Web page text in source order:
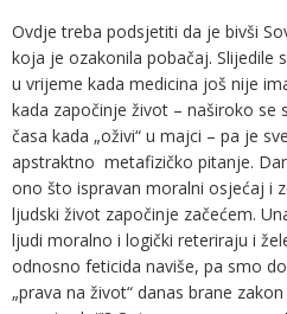
Ovdje treba podsjetiti da je bivši
koja je ozakonila pobačaj. Slijedile
u vrijeme kada medicina još nije
kada započinje život – naširoko se
časa kada „oživi“ u majci – pa je
apstraktno metafizičko pitanje.
ono što ispravan moralni osjećaj i
ljudski život započinje začećem.
ljudi moralno i logički reteriraju i
odnosno feticida naviše, pa smo
„prava na život“ danas brane